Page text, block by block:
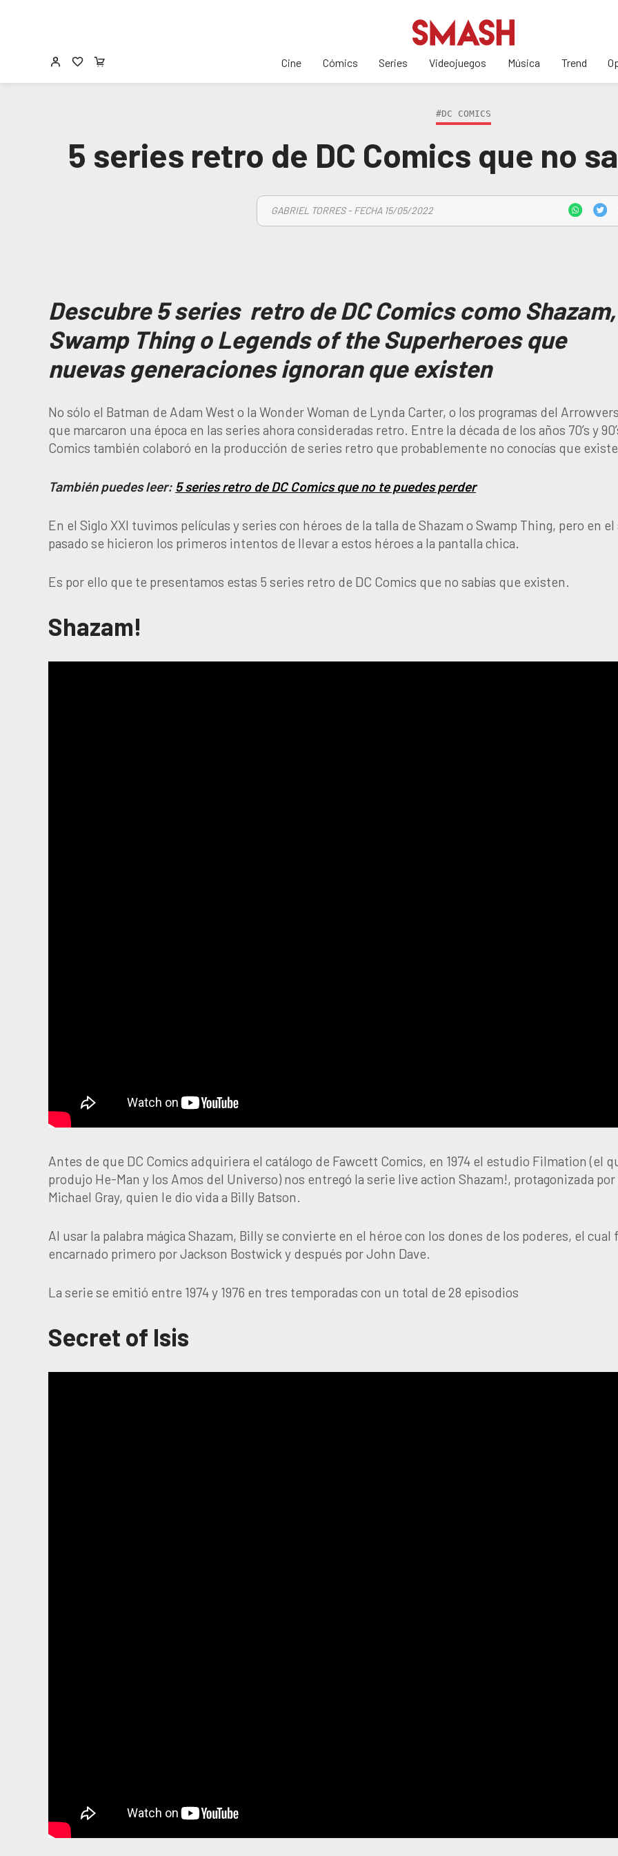
Cine Cómics Series Videojuegos Música Trend
#DC COMICS
5 series retro de DC Comics que no
GABRIEL TORRES - FECHA 15/05/2022
Descubre 5 series retro de DC Comics como Shazam,
Swamp Thing o Legends of the Superheroes que
nuevas generaciones ignoran que existen
No sólo el Batman de Adam West o la Wonder Woman de Lynda Carter, o los programas del
que marcaron una época en las series ahora consideradas retro. Entre la década de los años 70’s y
Comics también colaboró en la producción de series retro que probablemente no conocías que
También puedes leer: 5 series retro de DC Comics que no te puedes perder
En el Siglo XXI tuvimos películas y series con héroes de la talla de Shazam o Swamp Thing, pero en el
pasado se hicieron los primeros intentos de llevar a estos héroes a la pantalla chica.
Es por ello que te presentamos estas 5 series retro de DC Comics que no sabías que existen.
Shazam!
Antes de que DC Comics adquiriera el catálogo de Fawcett Comics, en 1974 el estudio Filmation (el
produjo He-Man y los Amos del Universo) nos entregó la serie live action Shazam!, protagonizada por
Michael Gray, quien le dio vida a Billy Batson.
Al usar la palabra mágica Shazam, Billy se convierte en el héroe con los dones de los poderes, el cual
encarnado primero por Jackson Bostwick y después por John Dave.
La serie se emitió entre 1974 y 1976 en tres temporadas con un total de 28 episodios
Secret of Isis